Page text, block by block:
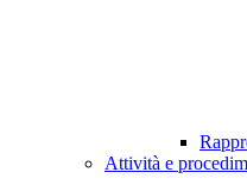
Attività e